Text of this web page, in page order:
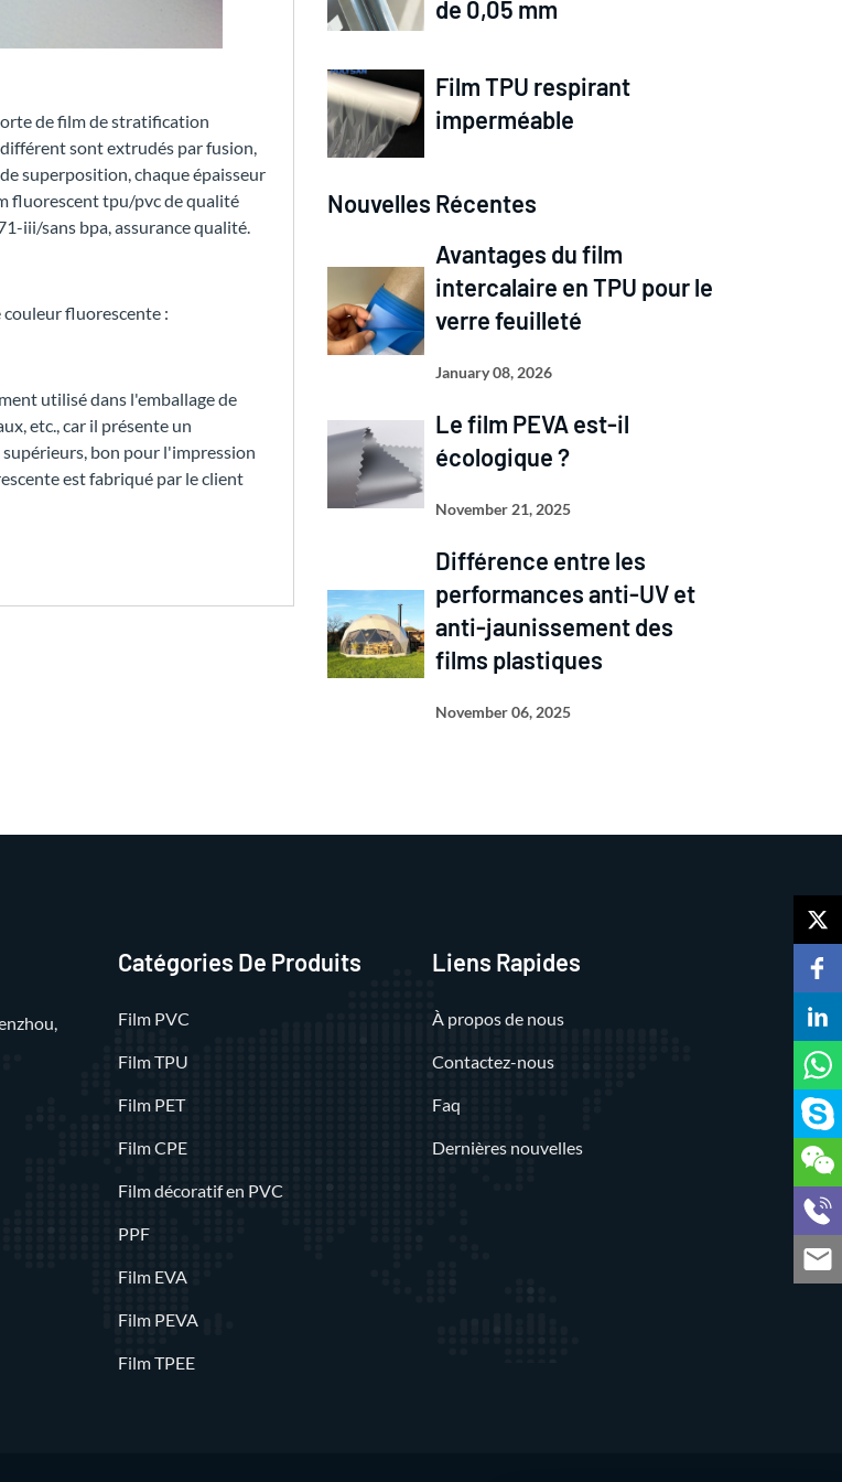
de film de stratification
sont extrudés par fusion,
superposition, chaque épaisseur
fluorescent tpu/pvc de qualité
iii/sans bpa, assurance qualité.
fluorescente :
utilisé dans l'emballage de
etc., car il présente un
bon pour l'impression
est fabriqué par le client
de 0,05 mm
Film TPU respirant
imperméable
Nouvelles Récentes
Avantages du film
intercalaire en TPU pour le
verre feuilleté
January 08, 2026
Le film PEVA est-il
écologique ?
November 21, 2025
Différence entre les
performances anti-UV et
anti-jaunissement des
films plastiques
November 06, 2025
Catégories De Produits
Film PVC
Film TPU
Film PET
Film CPE
Film décoratif en PVC
PPF
Film EVA
Film PEVA
Film TPEE
Liens Rapides
À propos de nous
Contactez-nous
Faq
Dernières nouvelles